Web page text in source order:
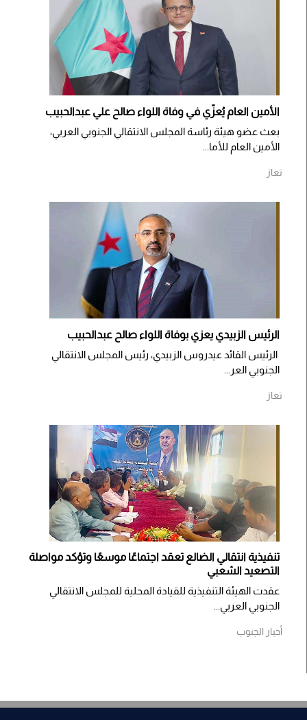
الأمين العام يُعزّي في وفاة اللواء صالح علي عبدالحبيب
بعث عضو هيئة رئاسة المجلس الانتقالي الجنوبي العربي،
الأمين العام للأما...
تعاز
الرئيس الزبيدي يعزي بوفاة اللواء صالح عبدالحبيب
الرئيس القائد عيدروس الزبيدي، رئيس المجلس الانتقالي
الجنوبي العر...
تعاز
تنفيذية انتقالي الضالع تعقد اجتماعًا موسعًا وتؤكد مواصلة
التصعيد الشعبي
عقدت الهيئة التنفيذية للقيادة المحلية للمجلس الانتقالي
الجنوبي العربي...
أخبار الجنوب